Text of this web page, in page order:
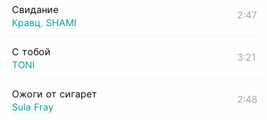
Свидание
Кравц, SHAMI
2:47
С тобой
TONI
3:21
Ожоги от сигарет
Sula Fray
2:48